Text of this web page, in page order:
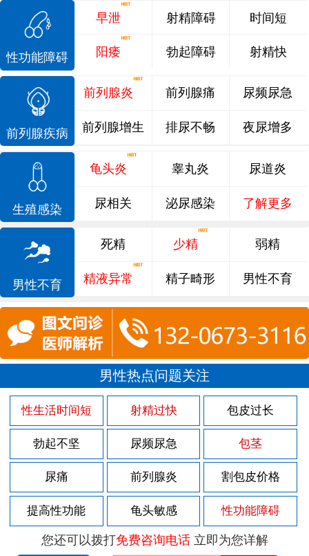
性功能障碍
早泄
阳痿
射精障碍
勃起障碍
时间短
射精快
前列腺疾病
前列腺炎 前列腺痛 尿频尿急
前列腺增生 排尿不畅 夜尿增多
生殖感染
龟头炎 睾丸炎 尿道炎
尿相关 泌尿感染 了解更多
男性不育
死精 少精 弱精
精液异常 精子畸形 男性不育
男性热点问题关注
性生活时间短 射精过快 包皮过长
勃起不坚 尿频尿急 包茎
尿痛 前列腺炎 割包皮价格
提高性功能 龟头敏感 性功能障碍
您还可以拨打免费咨询电话立即为您详解